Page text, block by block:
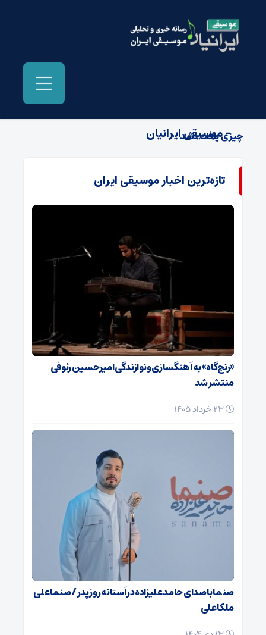
بایگانی‌ها کنسرت گروه موسیقی نغمه رامشگر
- موسیقی ایرانیان
چیزی یافت نشد
تازه‌ترین اخبار موسیقی ایران
«رنج‌گاه» به آهنگسازی و نوازندگی امیرحسین رئوفی
منتشر شد
صنما با صدای حامد علیزاده در آستانه روز پدر / صنما علی
ملکا علی